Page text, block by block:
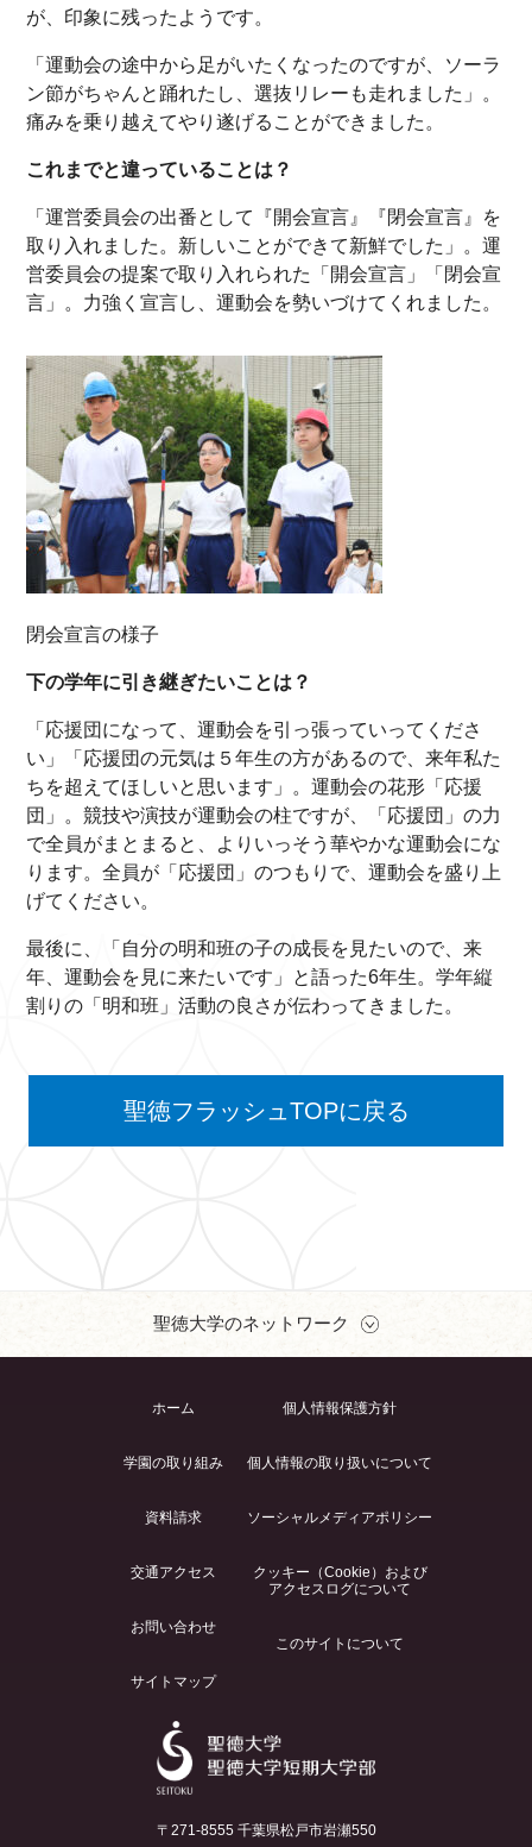
が、印象に残ったようです。
「運動会の途中から足がいたくなったのですが、ソーラ
ン節がちゃんと踊れたし、選抜リレーも走れました」。
痛みを乗り越えてやり遂げることができました。
これまでと違っていることは？
「運営委員会の出番として『開会宣言』『閉会宣言』を
取り入れました。新しいことができて新鮮でした」。運
営委員会の提案で取り入れられた「開会宣言」「閉会宣
言」。力強く宣言し、運動会を勢いづけてくれました。
閉会宣言の様子
下の学年に引き継ぎたいことは？
「応援団になって、運動会を引っ張っていってくださ
い」「応援団の元気は５年生の方があるので、来年私た
ちを超えてほしいと思います」。運動会の花形「応援
団」。競技や演技が運動会の柱ですが、「応援団」の力
で全員がまとまると、よりいっそう華やかな運動会にな
ります。全員が「応援団」のつもりで、運動会を盛り上
げてください。
最後に、「自分の明和班の子の成長を見たいので、来
年、運動会を見に来たいです」と語った6年生。学年縦
割りの「明和班」活動の良さが伝わってきました。
聖徳フラッシュTOPに戻る
聖徳大学のネットワーク
ホーム
学園の取り組み
資料請求
交通アクセス
お問い合わせ
サイトマップ
個人情報保護方針
個人情報の取り扱いについて
ソーシャルメディアポリシー
クッキー（Cookie）および
アクセスログについて
このサイトについて
〒271-8555 千葉県松戸市岩瀬550